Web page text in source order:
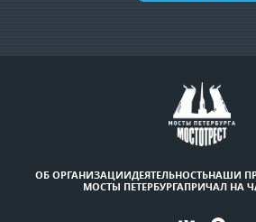
ОБ ОРГАНИЗАЦИИДЕЯТЕЛЬНОСТЬНАШИ
МОСТЫ ПЕТЕРБУРГАПРИЧАЛ НА